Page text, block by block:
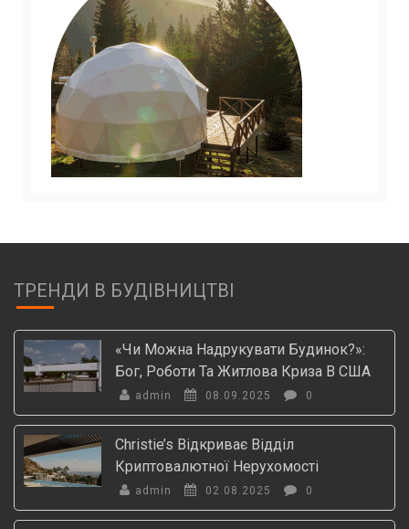
ТРЕНДИ В БУДІВНИЦТВІ
«Чи Можна Надрукувати Будинок?»:
Бог, Роботи Та Житлова Криза В США
admin 08.09.2025 0
Christie’s Відкриває Відділ
Криптовалютної Нерухомості
admin 02.08.2025 0